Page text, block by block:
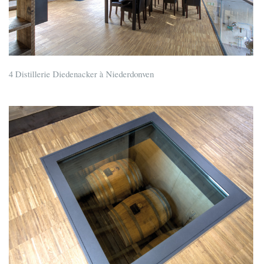
4 Distillerie Diedenacker à Niederdonven